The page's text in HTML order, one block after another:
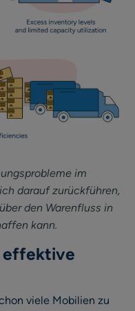
im
darauf zurückführen,
den Warenfluss in
kann.
effektive
viele Mobilien zu